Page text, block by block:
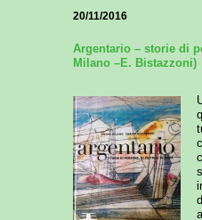
20/11/2016
Argentario – storie di
Milano –E. Bistazzoni)